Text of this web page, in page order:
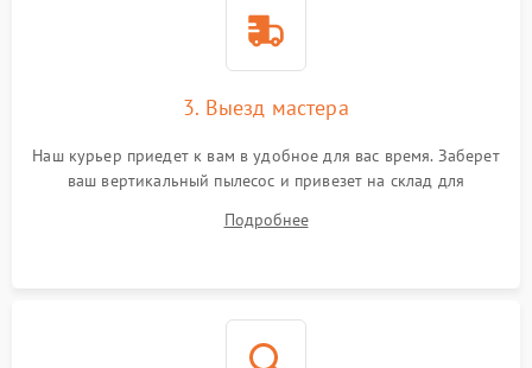
3. Выезд мастера
Наш курьер приедет к вам в удобное для вас время. Заберет
ваш вертикальный пылесос и привезет на склад для
Подробнее